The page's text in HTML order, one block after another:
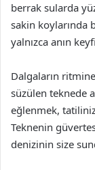
berrak sularda
sakin koylarında
yalnızca anın
Dalgaların
süzülen teknede
eğlenmek,
Teknenin
denizinin size